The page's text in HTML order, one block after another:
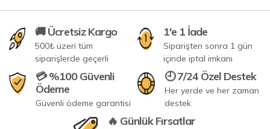
🚚 Ücretsiz Kargo
500₺ üzeri tüm
siparişlerde geçerli
1'e 1 İade
Siparişten sonra 1 gün
içinde iptal imkanı
💳 %100 Güvenli
Ödeme
Güvenli ödeme garantisi
🕘 7/24 Özel Destek
Her yerde ve her zaman
destek
🔥 Günlük Fırsatlar